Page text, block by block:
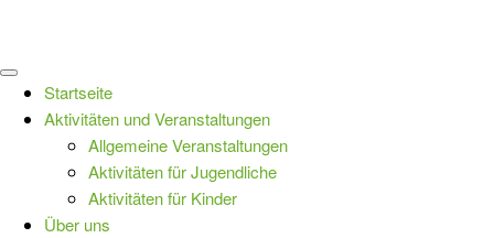
Startseite
Aktivitäten und Veranstaltungen
Allgemeine Veranstaltungen
Aktivitäten für Jugendliche
Aktivitäten für Kinder
Über uns